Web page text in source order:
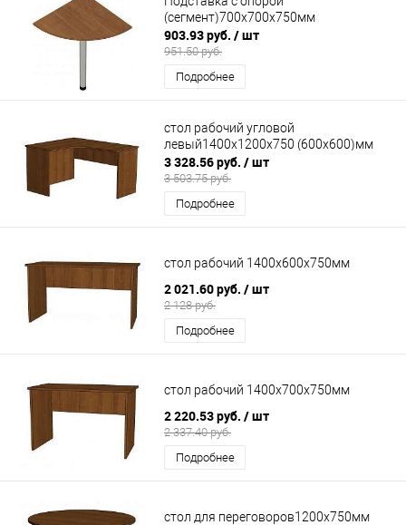
(сегмент)700х700х750мм
903.93 руб. / шт
951.50 руб.
Подробнее
стол рабочий угловой
левый1400х1200х750 (600х600)мм
3 328.56 руб. / шт
3 503.75 руб.
Подробнее
стол рабочий 1400х600х750мм
2 021.60 руб. / шт
2 128 руб.
Подробнее
стол рабочий 1400х700х750мм
2 220.53 руб. / шт
2 337.40 руб.
Подробнее
стол для переговоров1200х750мм